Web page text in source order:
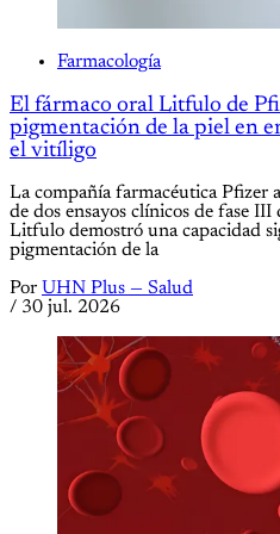
Farmacología
El fármaco oral Litfulo de
pigmentación de la piel en
el vitíligo
La compañía farmacéutica Pfizer
de dos ensayos clínicos de fase
Litfulo demostró una capacidad
pigmentación de la
Por UHN Plus — Salud
/ 30 jul. 2026